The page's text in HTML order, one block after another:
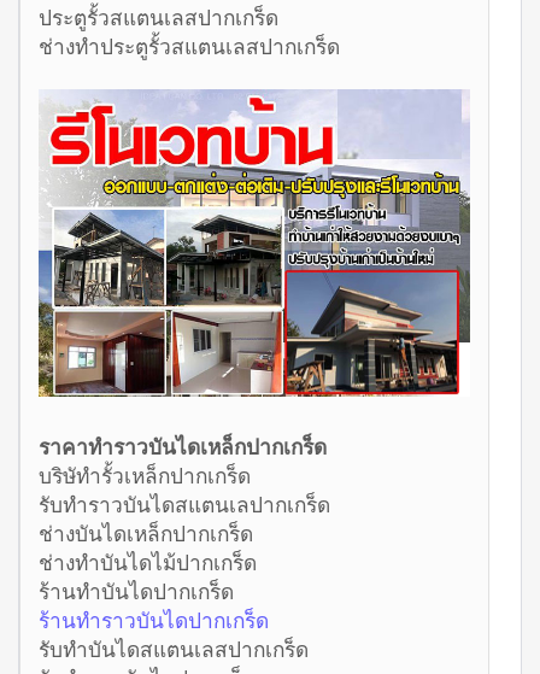
ประตูรั้วสแตนเลสปากเกร็ด
ช่างทำประตูรั้วสแตนเลสปากเกร็ด
ราคาทำราวบันไดเหล็กปากเกร็ด
บริษัทำรั้วเหล็กปากเกร็ด
รับทำราวบันไดสแตนเลปากเกร็ด
ช่างบันไดเหล็กปากเกร็ด
ช่างทำบันไดไม้ปากเกร็ด
ร้านทำบันไดปากเกร็ด
ร้านทำราวบันไดปากเกร็ด
รับทำบันไดสแตนเลสปากเกร็ด